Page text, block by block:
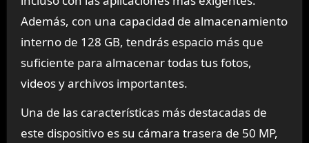
Además, con una capacidad de almacenamiento
interno de 128 GB, tendrás espacio más que
suficiente para almacenar todas tus fotos,
videos y archivos importantes.
Una de las características más destacadas de
este dispositivo es su cámara trasera de 50 MP,